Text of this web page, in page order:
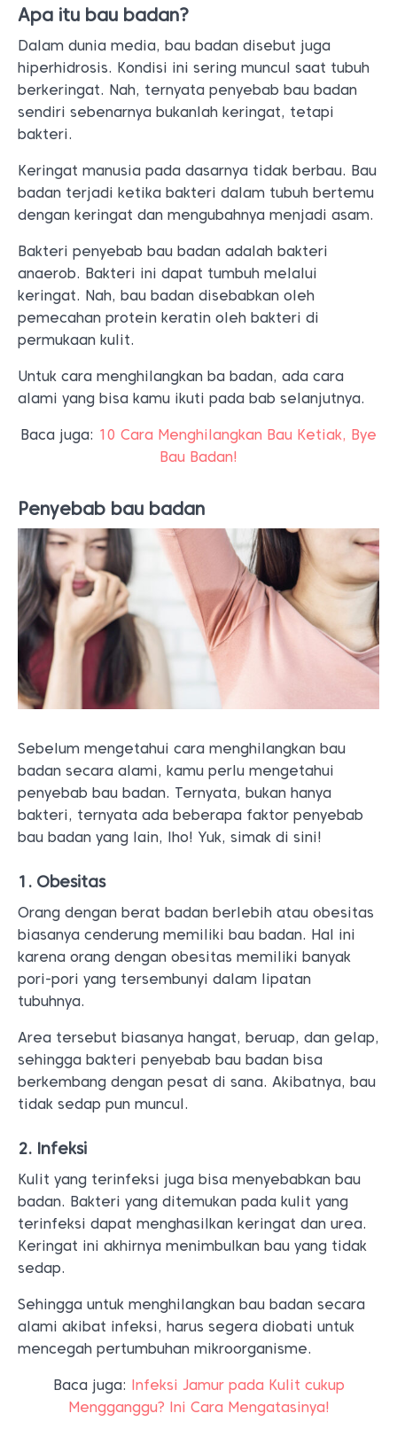
Apa itu bau badan?
Dalam dunia media, bau badan disebut juga
hiperhidrosis. Kondisi ini sering muncul saat tubuh
berkeringat. Nah, ternyata penyebab bau badan
sendiri sebenarnya bukanlah keringat, tetapi
bakteri.
Keringat manusia pada dasarnya tidak berbau. Bau
badan terjadi ketika bakteri dalam tubuh bertemu
dengan keringat dan mengubahnya menjadi asam.
Bakteri penyebab bau badan adalah bakteri
anaerob. Bakteri ini dapat tumbuh melalui
keringat. Nah, bau badan disebabkan oleh
pemecahan protein keratin oleh bakteri di
permukaan kulit.
Untuk cara menghilangkan ba badan, ada cara
alami yang bisa kamu ikuti pada bab selanjutnya.
Baca juga: 10 Cara Menghilangkan Bau Ketiak, Bye
Bau Badan!
Penyebab bau badan
Sebelum mengetahui cara menghilangkan bau
badan secara alami, kamu perlu mengetahui
penyebab bau badan. Ternyata, bukan hanya
bakteri, ternyata ada beberapa faktor penyebab
bau badan yang lain, lho! Yuk, simak di sini!
1. Obesitas
Orang dengan berat badan berlebih atau obesitas
biasanya cenderung memiliki bau badan. Hal ini
karena orang dengan obesitas memiliki banyak
pori-pori yang tersembunyi dalam lipatan
tubuhnya.
Area tersebut biasanya hangat, beruap, dan gelap,
sehingga bakteri penyebab bau badan bisa
berkembang dengan pesat di sana. Akibatnya, bau
tidak sedap pun muncul.
2. Infeksi
Kulit yang terinfeksi juga bisa menyebabkan bau
badan. Bakteri yang ditemukan pada kulit yang
terinfeksi dapat menghasilkan keringat dan urea.
Keringat ini akhirnya menimbulkan bau yang tidak
sedap.
Sehingga untuk menghilangkan bau badan secara
alami akibat infeksi, harus segera diobati untuk
mencegah pertumbuhan mikroorganisme.
Baca juga: Infeksi Jamur pada Kulit cukup
Mengganggu? Ini Cara Mengatasinya!